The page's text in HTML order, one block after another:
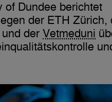
of Dundee berichtet
der ETH Zürich,
der Vetmeduni